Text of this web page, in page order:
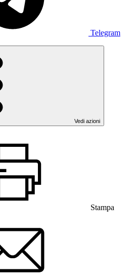
Telegram
Vedi azioni
Stampa